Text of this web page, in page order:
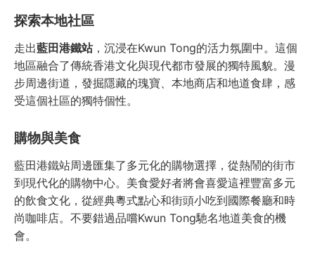
探索本地社區
走出藍田港鐵站，沉浸在Kwun Tong的活力氛圍中。這個
地區融合了傳統香港文化與現代都市發展的獨特風貌。漫
步周邊街道，發掘隱藏的瑰寶、本地商店和地道食肆，感
受這個社區的獨特個性。
購物與美食
藍田港鐵站周邊匯集了多元化的購物選擇，從熱鬧的街市
到現代化的購物中心。美食愛好者將會喜愛這裡豐富多元
的飲食文化，從經典粵式點心和街頭小吃到國際餐廳和時
尚咖啡店。不要錯過品嚐Kwun Tong馳名地道美食的機
會。